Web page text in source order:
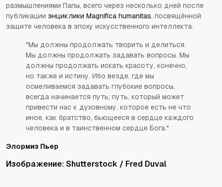
размышлениями Папы, всего через несколько дней после
публикации энциклики Magnifica humanitas, посвящённой
защите человека в эпоху искусственного интеллекта.
"Мы должны продолжать творить и делиться.
Мы должны продолжать задавать вопросы. Мы
должны продолжать искать красоту, конечно,
но также и истину. Ибо везде, где мы
осмеливаемся задавать глубокие вопросы,
всегда начинается путь; путь, который может
привести нас к духовному, которое есть не что
иное, как братство, бьющееся в сердце каждого
человека и в таинственном сердце Бога."
Элормиз Пьер
Изображение: Shutterstock / Fred Duval